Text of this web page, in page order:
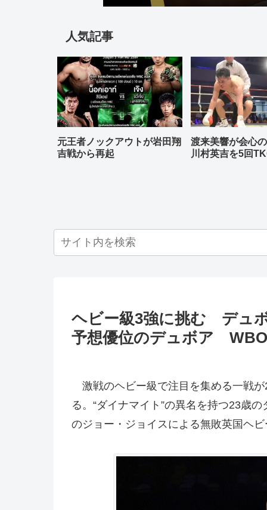
人気記事
元王者ノックアウトが岩田翔
吉戦から再起
渡来美響が会心
川村英吉を5回
ヘビー級3強に挑む デュ
予想優位のデュボア
激戦のヘビー級で注目を集める一戦
る。“ダイナマイト”の異名を持つ23歳
のジョー・ジョイスによる無敗英国ヘ